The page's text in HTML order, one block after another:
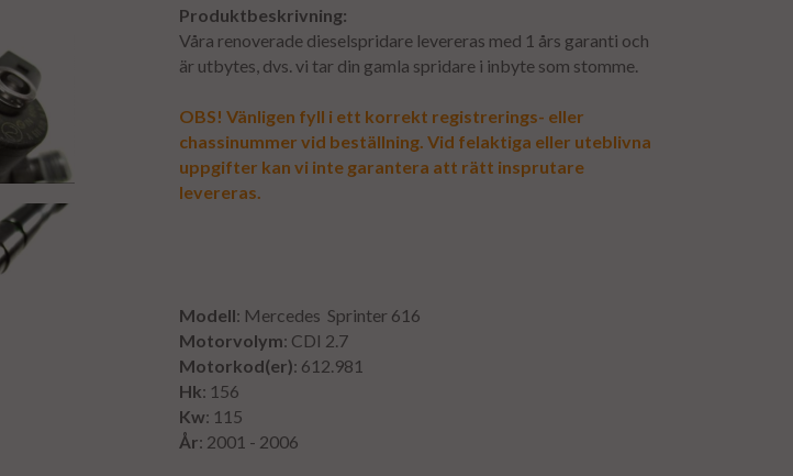
Produktbeskrivning:
Våra renoverade dieselspridare levereras med 1 års garanti och
är utbytes, dvs. vi tar din gamla spridare i inbyte som stomme.
OBS! Vänligen fyll i ett korrekt registrerings- eller
chassinummer vid beställning. Vid felaktiga eller uteblivna
uppgifter kan vi inte garantera att rätt insprutare
levereras.
Modell: Mercedes Sprinter 616
Motorvolym: CDI 2.7
Motorkod(er): 612.981
Hk: 156
Kw: 115
År: 2001 - 2006